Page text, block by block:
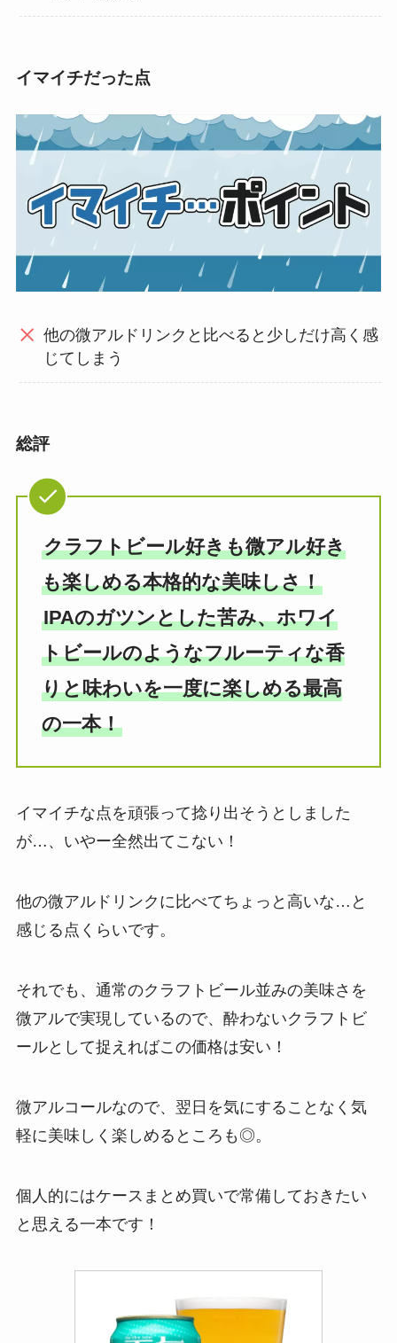
イマイチだった点
他の微アルドリンクと比べると少しだけ高く感
じてしまう
総評
クラフトビール好きも微アル好き
も楽しめる本格的な美味しさ！
IPAのガツンとした苦み、ホワイ
トビールのようなフルーティな香
りと味わいを一度に楽しめる最高
の一本！
イマイチな点を頑張って捻り出そうとしました
が…、いやー全然出てこない！
他の微アルドリンクに比べてちょっと高いな…と
感じる点くらいです。
それでも、通常のクラフトビール並みの美味さを
微アルで実現しているので、酔わないクラフトビ
ールとして捉えればこの価格は安い！
微アルコールなので、翌日を気にすることなく気
軽に美味しく楽しめるところも◎。
個人的にはケースまとめ買いで常備しておきたい
と思える一本です！